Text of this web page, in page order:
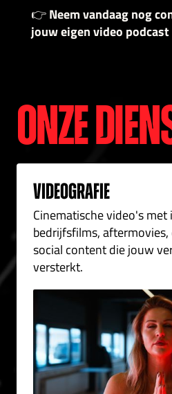
👉 Neem vandaag nog
jouw eigen video
ONZE
Videografie
Cinematische video's met
bedrijfsfilms,
social content die jouw
versterkt.